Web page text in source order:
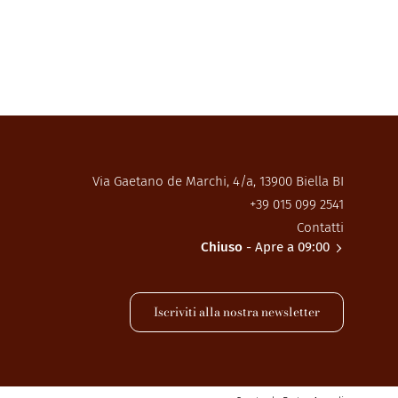
Via Gaetano de Marchi, 4/a, 13900 Biella BI
+39 015 099 2541
Contatti
Chiuso- Apre a 09:00
Iscriviti alla nostra newsletter